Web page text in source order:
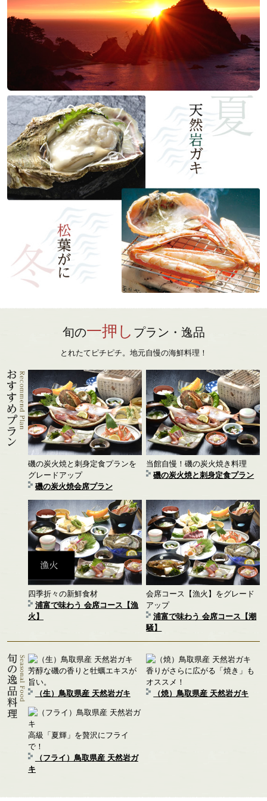
旬の一押し プラン・逸品
とれたてピチピチ。地元自慢の海鮮料理！
磯の炭火焼と刺身定食プランを
グレードアップ
磯の炭火焼会席プラン
当館自慢！磯の炭火焼き料理
磯の炭火焼と刺身定食プラン
四季折々の新鮮食材
浦富で味わう 会席コース【漁
火】
会席コース【漁火】をグレード
アップ
浦富で味わう 会席コース【潮
騒】
芳醇な磯の香りと牡蠣エキスが
旨い。
（生）鳥取県産 天然岩ガキ
香りがさらに広がる「焼き」も
オススメ！
（焼）鳥取県産 天然岩ガキ
高級「夏輝」を贅沢にフライ
で！
（フライ）鳥取県産 天然岩ガ
キ